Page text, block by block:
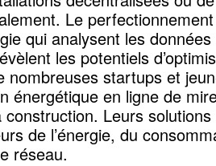
Le
qui analysent les
les potentiels
nombreuses startups et
énergétique en ligne de
Leurs solutions
de l’énergie, du
réseau.